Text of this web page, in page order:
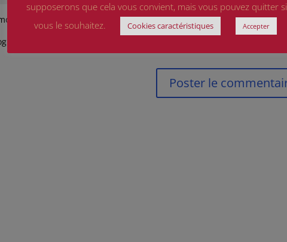
site dans le navigateur pour mon prochain commentaire.
supposerons que cela vous convient, mais vous pouvez quitter si
vous le souhaitez.
Cookies caractéristiques Accepter